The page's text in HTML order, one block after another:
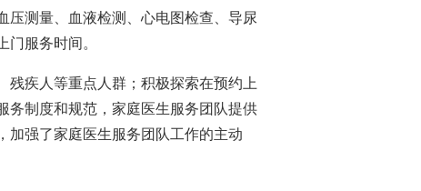
压测量、血液检测、心电图检查、导尿
服务时间。
残疾人等重点人群；积极探索在预约上
务制度和规范，家庭医生服务团队提供
加强了家庭医生服务团队工作的主动